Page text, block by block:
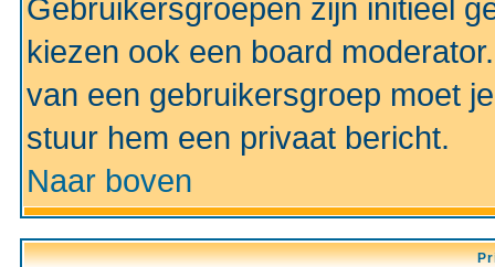
Gebruikersgroepen zijn initieel
kiezen ook een board
van een gebruikersgroep moet
stuur hem een privaat bericht.
Naar boven